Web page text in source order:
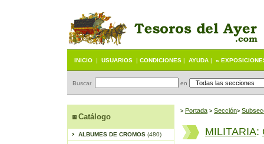
INICIO | USUARIOS | CONDICIONES | AYUDA | «
Buscar en
Catálogo
ALBUMES DE CROMOS (480)
> Portada > Sección>
MILITARIA: